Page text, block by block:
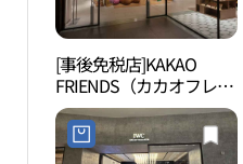
[事後免税店]KAKAO
FRIENDS（カカオフレン
ズ）・パンギョ（板橋）
アジト店(카카오프렌즈
판교아지트점)